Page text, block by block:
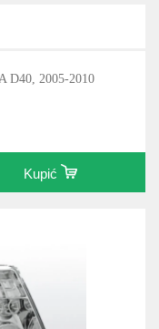
D40, 2005-2010
Kupić